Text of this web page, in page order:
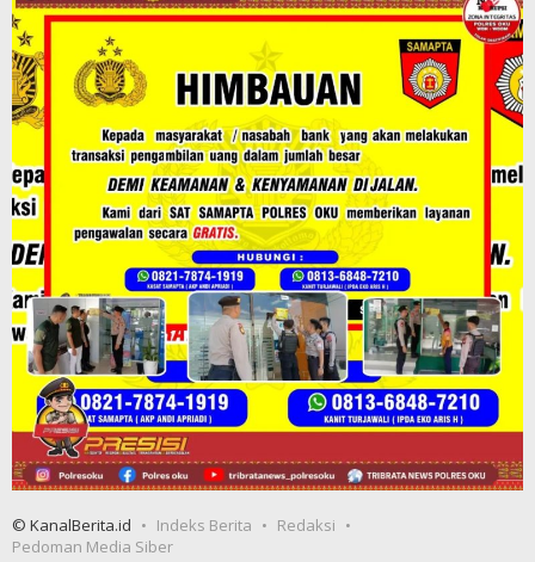
© KanalBerita.id Indeks Berita
Redaksi
Pedoman Media Siber